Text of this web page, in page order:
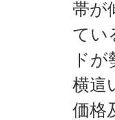
帯が
てい
ド
横這
価格